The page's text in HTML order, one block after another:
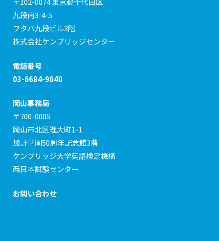
九段南3-4-5
フタバ九段ビル3階
株式会社ケンブリッジセンター
電話番号
03-6684-9640
岡山事務局
〒700-0005
岡山市北区理大町1-1
加計学園50周年記念館3階
ケンブリッジ大学英語検定機構
西日本試験センター
お問い合わせ